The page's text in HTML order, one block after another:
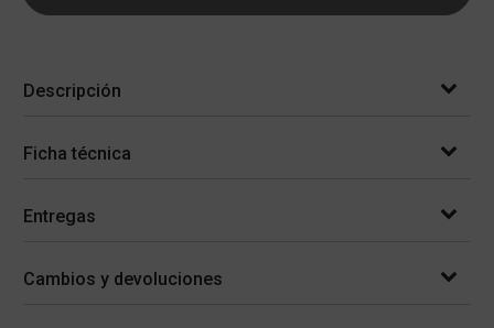
Descripción
Ficha técnica
Entregas
Cambios y devoluciones